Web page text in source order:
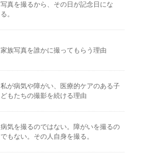
写真を撮るから、その日が記念日にな
る。
家族写真を誰かに撮ってもらう理由
私が病気や障がい、医療的ケアのある子
どもたちの撮影を続ける理由
病気を撮るのではない。障がいを撮るの
でもない。その人自身を撮る。